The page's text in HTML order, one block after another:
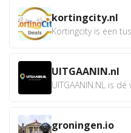
kortingcity.nl
UITGAANIN.nl
groningen.io